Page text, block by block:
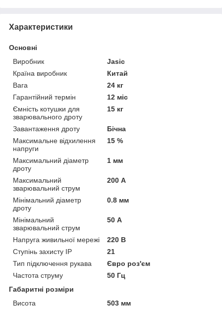
Характеристики
Основні
Виробник
Jasic
Країна виробник
Китай
Вага
24 кг
Гарантійний термін
12 міс
Ємність котушки для
зварювального дроту
15 кг
Завантаження дроту
Бічна
Максимальне відхилення
напруги
15 %
Максимальний діаметр
дроту
1 мм
Максимальний
зварювальний струм
200 А
Мінімальний діаметр
дроту
0.8 мм
Мінімальний
зварювальний струм
50 А
Напруга живильної мережі
220 В
Ступінь захисту IP
21
Тип підключення рукава
Євро роз'єм
Частота струму
50 Гц
Габаритні розміри
Висота
503 мм